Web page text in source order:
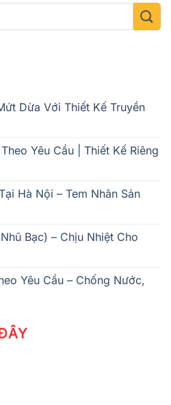
Dừa Với Thiết Kế Truyền
Yêu Cầu | Thiết Kế Riêng
Hà Nội – Tem Nhãn Sản
Bạc) – Chịu Nhiệt Cho
Yêu Cầu – Chống Nước,